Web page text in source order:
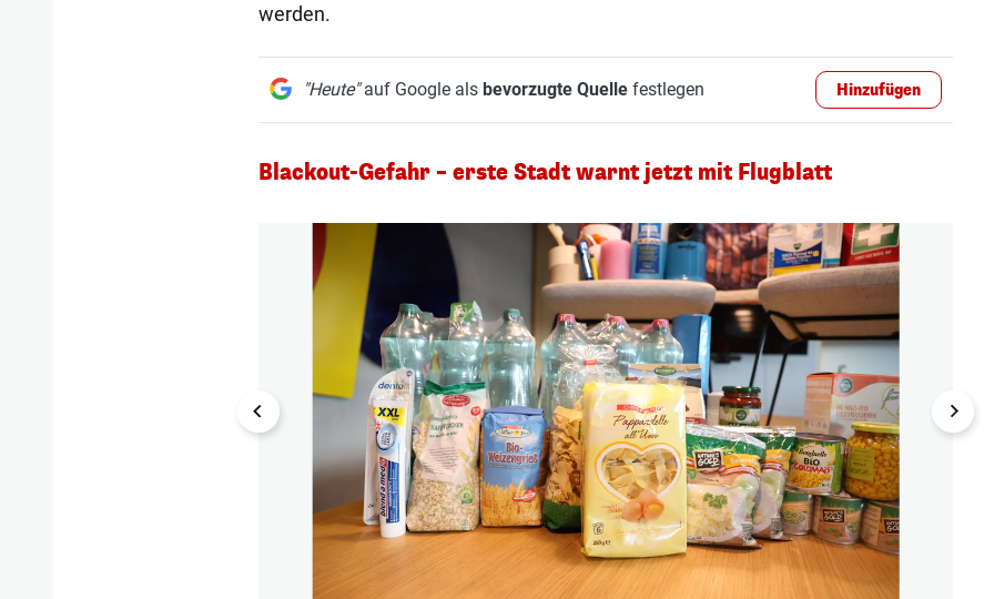
werden.
"Heute"auf Google als bevorzugte Quellefestlegen Hinzufügen
Blackout-Gefahr – erste Stadt warnt jetzt mit Flugblatt